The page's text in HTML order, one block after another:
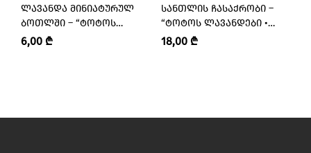
ᲚᲐᲕᲐᲜᲓᲐ ᲛᲘᲜᲘᲐᲢᲣᲠᲣᲚ
ᲑᲝᲗᲚᲨᲘ – “ᲢᲝᲢᲝᲡ
ᲚᲐᲕᲐᲜᲓᲔᲑᲘ • TOTO’S
6,00 ₾
ᲡᲐᲜᲗᲚᲘᲡ ᲩᲐᲡᲐᲥᲠᲝᲑᲘ –
“ᲢᲝᲢᲝᲡ ᲚᲐᲕᲐᲜᲓᲔᲑᲘ •
TOTO’S LAVENDERS”
18,00 ₾